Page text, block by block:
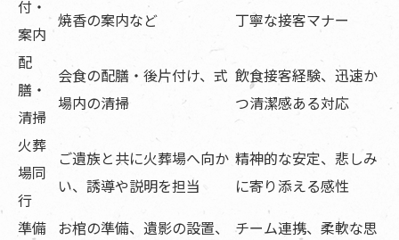
付・
案内
焼香の案内など
丁寧な接客マナー
配
膳・
清掃
会食の配膳・後片付け、式
場内の清掃
飲食接客経験、迅速か
つ清潔感ある対応
火葬
場同
行
ご遺族と共に火葬場へ向か
い、誘導や説明を担当
精神的な安定、悲しみ
に寄り添える感性
準備 お棺の準備、遺影の設置、
チーム連携、柔軟な思